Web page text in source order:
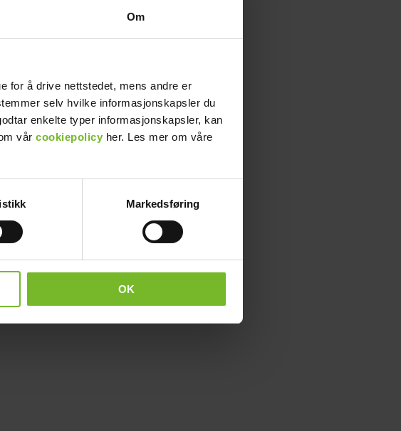
Om
for å drive nettstedet, mens andre er
selv hvilke informasjonskapsler du
enkelte typer informasjonskapsler, kan
vår cookiepolicy her. Les mer om våre
Markedsføring
OK